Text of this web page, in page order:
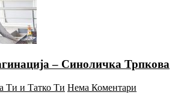
– Синоличка Трпкова
Ти и Татко Ти Нема Коментари